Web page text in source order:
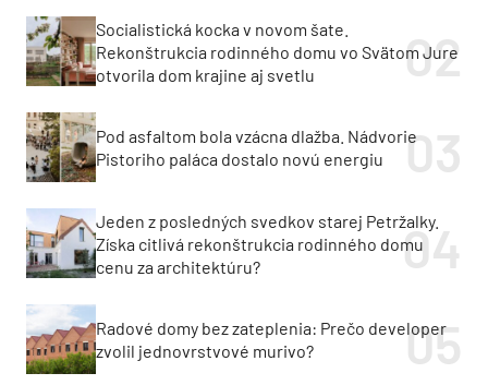
Socialistická kocka v novom šate.
Rekonštrukcia rodinného domu vo Svätom Jure
otvorila dom krajine aj svetlu
Pod asfaltom bola vzácna dlažba. Nádvorie
Pistoriho paláca dostalo novú energiu
Jeden z posledných svedkov starej Petržalky.
Získa citlivá rekonštrukcia rodinného domu
cenu za architektúru?
Radové domy bez zateplenia: Prečo developer
zvolil jednovrstvové murivo?